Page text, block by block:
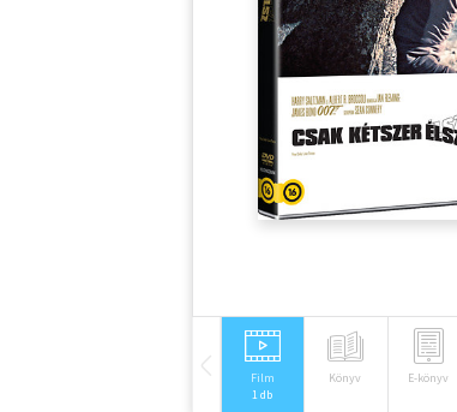
Film
1 db
Könyv E-könyv